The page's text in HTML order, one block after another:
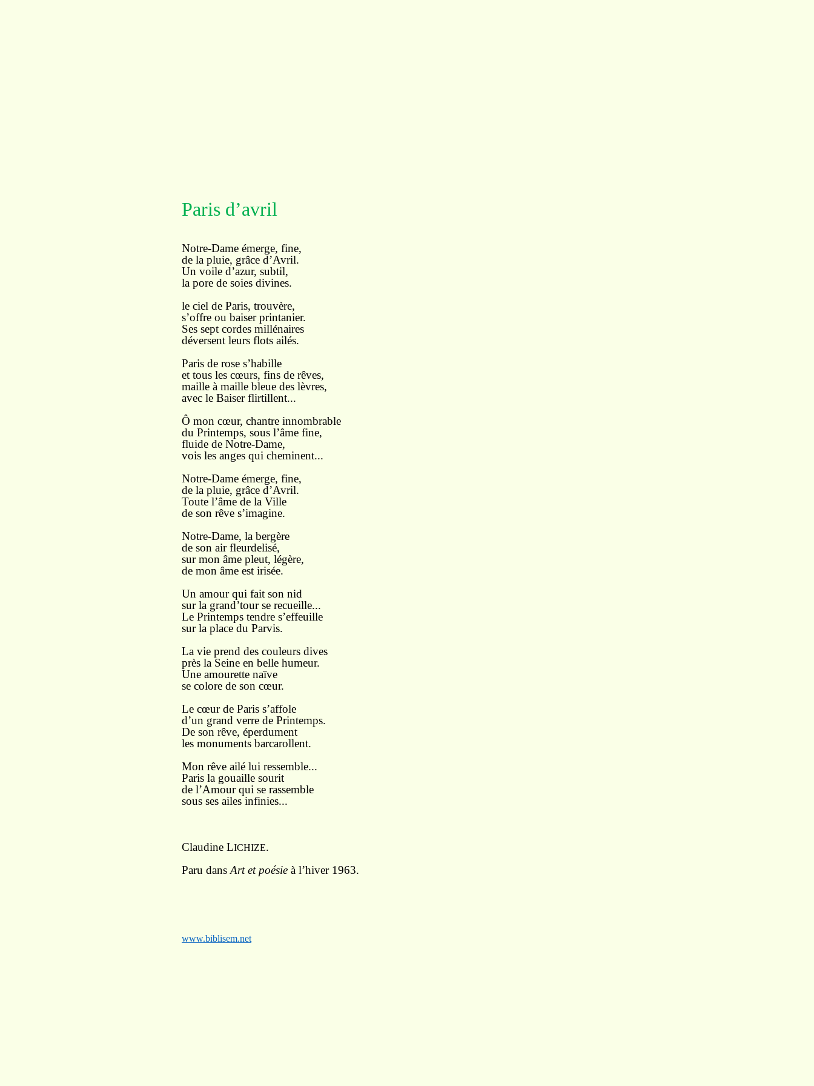
Paris d’avril
Notre-Dame émerge, fine,
de la pluie, grâce d’Avril.
Un voile d’azur, subtil,
la pore de soies divines.
le ciel de Paris, trouvère,
s’offre ou baiser printanier.
Ses sept cordes millénaires
déversent leurs flots ailés.
Paris de rose s’habille
et tous les cœurs, fins de rêves,
maille à maille bleue des lèvres,
avec le Baiser flirtillent...
Ô mon cœur, chantre innombrable
du Printemps, sous l’âme fine,
fluide de Notre-Dame,
vois les anges qui cheminent...
Notre-Dame émerge, fine,
de la pluie, grâce d’Avril.
Toute l’âme de la Ville
de son rêve s’imagine.
Notre-Dame, la bergère
de son air fleurdelisé,
sur mon âme pleut, légère,
de mon âme est irisée.
Un amour qui fait son nid
sur la grand’tour se recueille...
Le Printemps tendre s’effeuille
sur la place du Parvis.
La vie prend des couleurs dives
près la Seine en belle humeur.
Une amourette naïve
se colore de son cœur.
Le cœur de Paris s’affole
d’un grand verre de Printemps.
De son rêve, éperdument
les monuments barcarollent.
Mon rêve ailé lui ressemble...
Paris la gouaille sourit
de l’Amour qui se rassemble
sous ses ailes infinies...
Claudine LICHIZE.
Paru dans Art et poésie à l’hiver 1963.
www.biblisem.net